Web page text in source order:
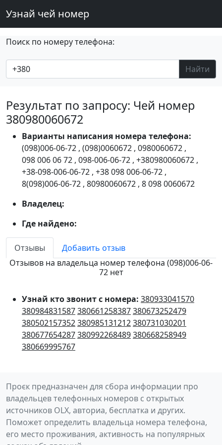
Узнай чей номер
Поиск по номеру телефона:
Найти
Результат по запросу: Чей номер
380980060672
Варианты написания номера телефона:
(098)006-06-72 , (098)0060672 , 0980060672 ,
098 006 06 72 , 098-006-06-72 , +380980060672 ,
+38-098-006-06-72 , +38 098 006-06-72 ,
8(098)006-06-72 , 80980060672 , 8 098 0060672
Владелец:
Где найдено:
Отзывы
Добавить отзыв
Отзывов на владельца номер телефона (098)006-06-
72 нет
Узнай кто звонит с номера: 380933041570
380984831587380661258387380673252479
380502157352380985131212380731030201
380677654287380992268489380668258949
380669995767
Проєк предназначен для сбора информации про
владельцев телефонных номеров с открытых
источников OLX, авториа, бесплатка и других.
Поможет определить владельца номера телефона,
его место проживания, активность на популярных